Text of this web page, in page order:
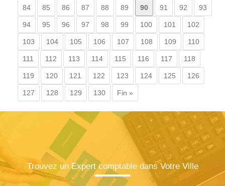
84 85 86 87 88 89 90 91 92 93
94 95 96 97 98 99 100 101 102
103 104 105 106 107 108 109 110
111 112 113 114 115 116 117 118
119 120 121 122 123 124 125 126
127 128 129 130 Fin »
Trouvez un Expert comptable dans Votre Ville